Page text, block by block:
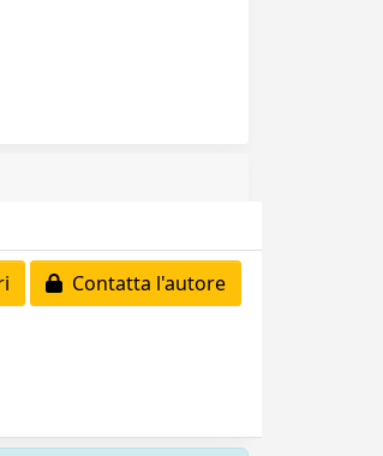
Contatta l'autore